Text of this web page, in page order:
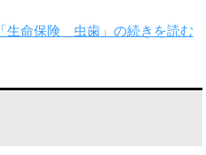
「生命保険 虫歯」の続きを読む